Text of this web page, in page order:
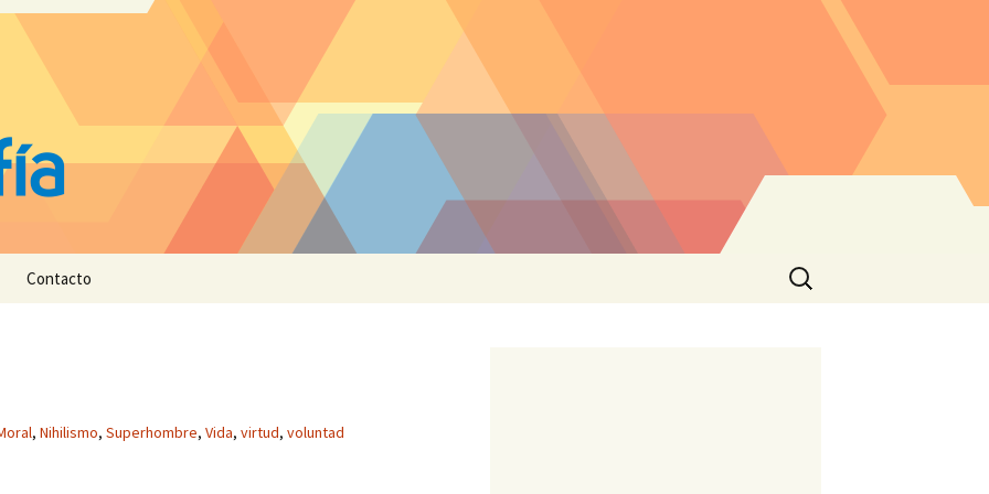
Contacto
Buscar:
, Nihilismo, Superhombre, Vida, virtud, voluntad